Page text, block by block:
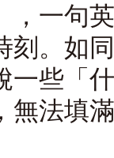
，一句
刻。如
一些「
無法填